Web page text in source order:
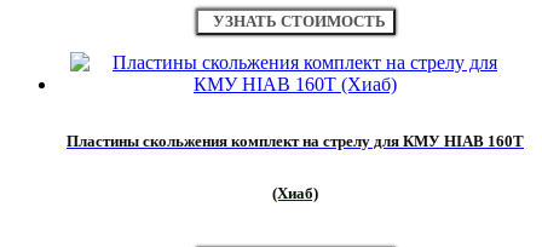
УЗНАТЬ СТОИМОСТЬ
Пластины скольжения комплект на стрелу для КМУ HIAB 160T
(Хиаб)